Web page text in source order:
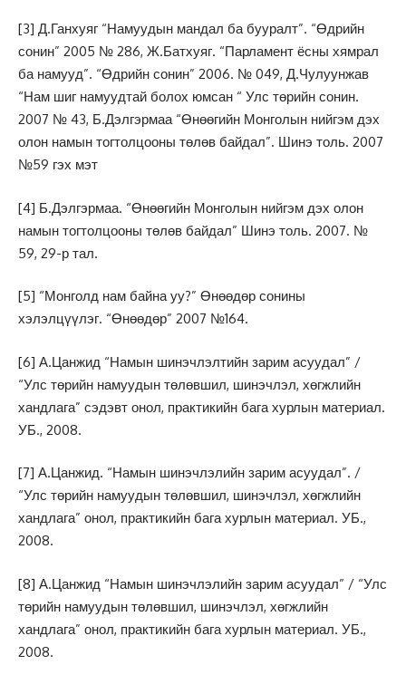
[3] Д.Ганхуяг “Намуудын мандал ба бууралт”. “Өдрийн
сонин” 2005 № 286, Ж.Батхуяг. “Парламент ёсны хямрал
ба намууд”. “Өдрийн сонин” 2006. № 049, Д.Чулуунжав
“Нам шиг намуудтай болох юмсан “ Улс төрийн сонин.
2007 № 43, Б.Дэлгэрмаа “Өнөөгийн Монголын нийгэм дэх
олон намын тогтолцооны төлөв байдал”. Шинэ толь. 2007
№59 гэх мэт
[4] Б.Дэлгэрмаа. “Өнөөгийн Монголын нийгэм дэх олон
намын тогтолцооны төлөв байдал” Шинэ толь. 2007. №
59, 29-р тал.
[5] “Монголд нам байна уу?” Өнөөдөр сонины
хэлэлцүүлэг. “Өнөөдөр” 2007 №164.
[6] А.Цанжид “Намын шинэчлэлтийн зарим асуудал” /
“Улс төрийн намуудын төлөвшил, шинэчлэл, хөгжлийн
хандлага” сэдэвт онол, практикийн бага хурлын материал.
УБ., 2008.
[7] А.Цанжид. “Намын шинэчлэлийн зарим асуудал”. /
“Улс төрийн намуудын төлөвшил, шинэчлэл, хөгжлийн
хандлага” онол, практикийн бага хурлын материал. УБ.,
2008.
[8] А.Цанжид “Намын шинэчлэлийн зарим асуудал” / “Улс
төрийн намуудын төлөвшил, шинэчлэл, хөгжлийн
хандлага” онол, практикийн бага хурлын материал. УБ.,
2008.